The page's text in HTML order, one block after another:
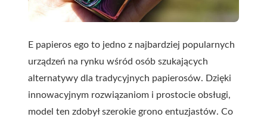
E papieros ego to jedno z najbardziej popularnych
urządzeń na rynku wśród osób szukających
alternatywy dla tradycyjnych papierosów. Dzięki
innowacyjnym rozwiązaniom i prostocie obsługi,
model ten zdobył szerokie grono entuzjastów. Co